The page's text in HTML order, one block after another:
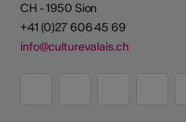
CH - 1950 Sion
+41 (0)27 606 45 69
info@culturevalais.ch